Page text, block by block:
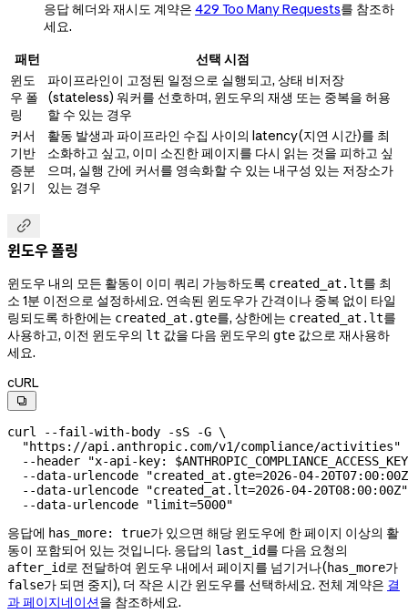
응답 헤더와 재시도 계약은 429 Too Many Requests를 참조하
세요.
패턴
선택 시점
윈도
우 폴
링
파이프라인이 고정된 일정으로 실행되고, 상태 비저장
(stateless) 워커를 선호하며, 윈도우의 재생 또는 중복을 허용
할 수 있는 경우
커서
기반
증분
읽기
활동 발생과 파이프라인 수집 사이의 latency(지연 시간)를 최
소화하고 싶고, 이미 소진한 페이지를 다시 읽는 것을 피하고 싶
으며, 실행 간에 커서를 영속화할 수 있는 내구성 있는 저장소가
있는 경우

윈도우 폴링
윈도우 내의 모든 활동이 이미 쿼리 가능하도록 created_at.lt를 최
소 1분 이전으로 설정하세요. 연속된 윈도우가 간격이나 중복 없이 타일
링되도록 하한에는 created_at.gte를, 상한에는 created_at.lt를
사용하고, 이전 윈도우의 lt 값을 다음 윈도우의 gte 값으로 재사용하
세요.
cURL

curl --fail-with-body -sS -G \
  "https://api.anthropic.com/v1/compliance/activities"
  --header
"x-api-key: $ANTHROPIC_COMPLIANCE_ACCESS_KEY
  --data-urlencode
"created_at.gte=2026-04-
  --data-urlencode
"created_at.lt=2026-04-20T08:00:00Z"
  --data-urlencode
"limit=5000"
응답에 has_more: true가 있으면 해당 윈도우에 한 페이지 이상의 활
동이 포함되어 있는 것입니다. 응답의 last_id를 다음 요청의
after_id로 전달하여 윈도우 내에서 페이지를 넘기거나(has_more가
false가 되면 중지), 더 작은 시간 윈도우를 선택하세요. 전체 계약은 결
과 페이지네이션을 참조하세요.